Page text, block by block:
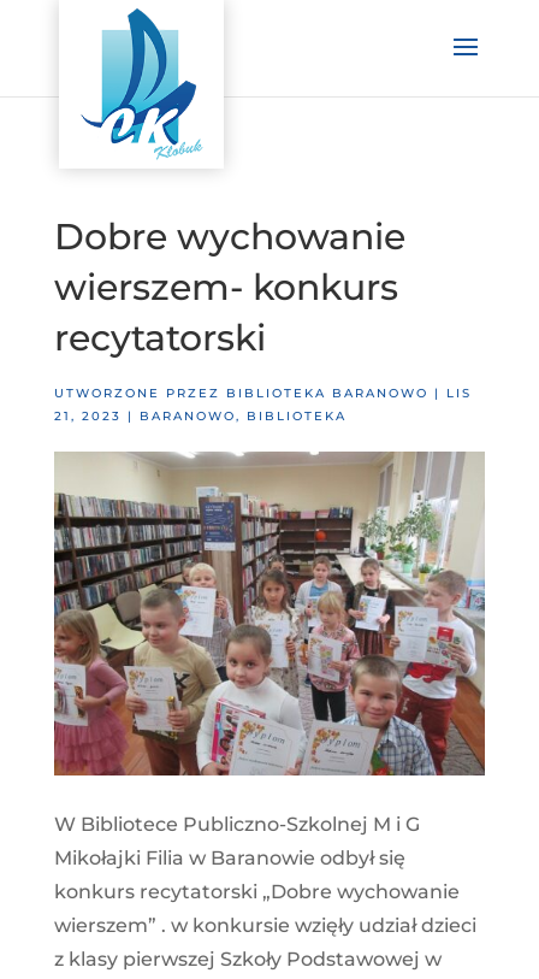
Dobre wychowanie
wierszem- konkurs
recytatorski
UTWORZONE PRZEZ BIBLIOTEKA BARANOWO | LIS
21, 2023
| BARANOWO, BIBLIOTEKA
W Bibliotece Publiczno-Szkolnej M i G
Mikołajki Filia w Baranowie odbył się
konkurs recytatorski „Dobre wychowanie
wierszem” . w konkursie wzięły udział dzieci
z klasy pierwszej Szkoły Podstawowej w